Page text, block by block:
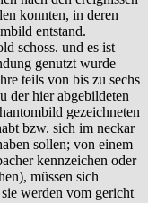
konnten, in deren
entstand.
schoss. und es ist
genutzt wurde
teils von bis zu sechs
der hier abgebildeten
gezeichneten
bzw. sich im neckar
sollen; von einem
kennzeichen oder
müssen sich
werden vom gericht